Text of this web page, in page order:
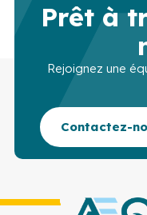
Prêt à
Rejoignez une
Contactez-